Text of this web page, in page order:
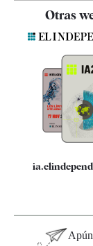
Contacto
Quiénes somos
Especificaciones
Otras